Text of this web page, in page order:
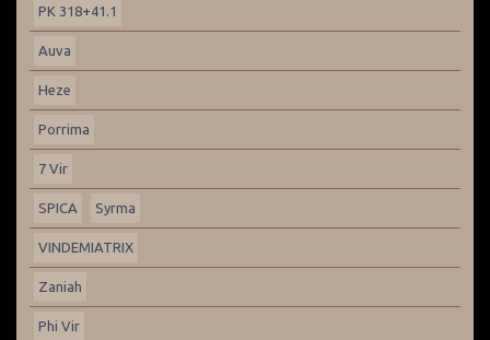
PK 318+41.1
Auva
Heze
Porrima
7 Vir
SPICA Syrma
VINDEMIATRIX
Zaniah
Phi Vir